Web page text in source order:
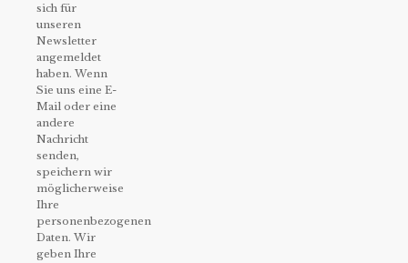
sich für
unseren
Newsletter
angemeldet
haben. Wenn
Sie uns eine E-
Mail oder eine
andere
Nachricht
senden,
speichern wir
möglicherweise
Ihre
personenbezogenen
Daten. Wir
geben Ihre